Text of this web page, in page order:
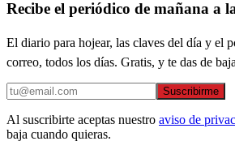
Recibe el periódico de mañana a
El diario para hojear, las claves del día y el
correo, todos los días. Gratis, y te das de
Suscribirme
Al suscribirte aceptas nuestro aviso de
baja cuando quieras.